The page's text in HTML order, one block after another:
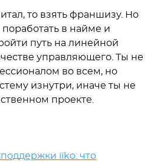
то взять франшизу. Но
в найме и
путь на линейной
управляющего. Ты не
во всем, но
изнутри, иначе ты не
проекте.
iiko: что